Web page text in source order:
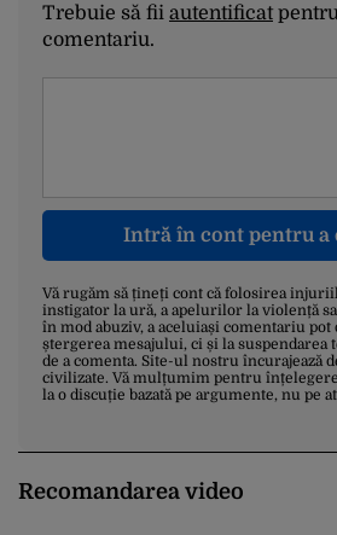
Trebuie să fii autentificat
comentariu.
Intră în cont pentru a
Vă rugăm să țineți cont că folosirea
instigator la ură, a apelurilor la violență
în mod abuziv, a aceluiași comentariu pot
ștergerea mesajului, ci și la suspendarea
de a comenta. Site-ul nostru încurajează
civilizate. Vă mulțumim pentru
la o discuție bazată pe argumente, nu pe
Recomandarea video